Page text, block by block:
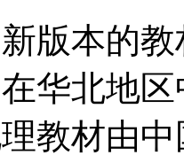
版本的
华北地
教材由